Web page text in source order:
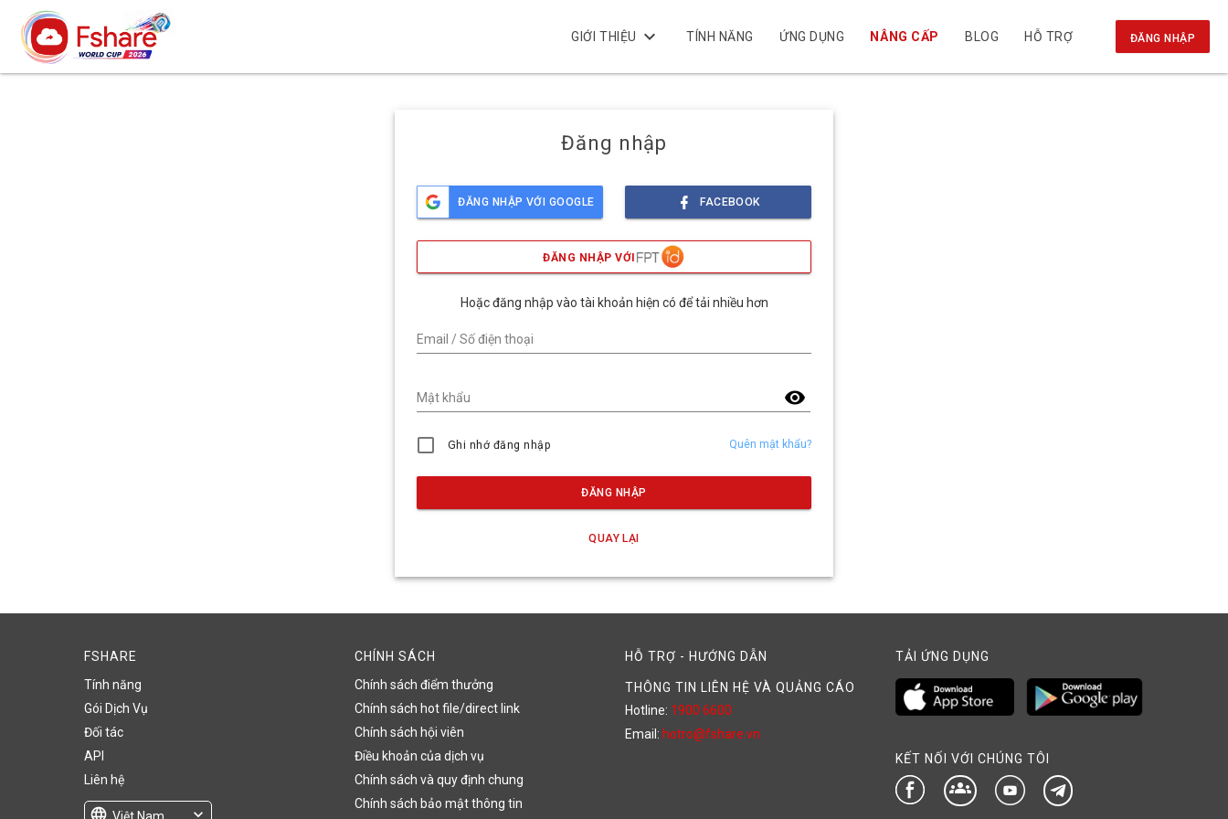
GIỚI THIỆU keyboard_arrow_down TÍNH NĂNG ỨNG DỤNG NÂNG CẤP BLOG HỖ TRỢ ĐĂNG NHẬP
Đăng nhập
ĐĂNG NHẬP VỚI GOOGLE FACEBOOK
ĐĂNG NHẬP VỚI
Hoặc đăng nhập vào tài khoản hiện có để tải nhiều hơn
Email / Số điện thoại
visibility
Mật khẩu
Ghi nhớ đăng nhập Quên mật khẩu?
ĐĂNG NHẬP
QUAY LẠI
FSHARE
Tính năng
Gói Dịch Vụ
Đối tác
API
Liên hệ
language Việt Nam expand_more
CHÍNH SÁCH
Chính sách điểm thưởng
Chính sách hot file/direct link
Chính sách hội viên
Điều khoản của dịch vụ
Chính sách và quy định chung
Chính sách bảo mật thông tin
HỖ TRỢ - HƯỚNG DẪN
THÔNG TIN LIÊN HỆ VÀ QUẢNG CÁO
Hotline: 1900 6600
Email: hotro@fshare.vn
TẢI ỨNG DỤNG
KẾT NỐI VỚI CHÚNG TÔI
groups